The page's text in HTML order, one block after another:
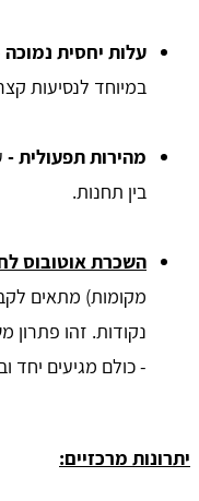
עלות יחסית נמוכה
במיוחד לנסיעות
מהירות תפעולית -
בין תחנות.
השכרת אוטובוס
מקומות) מתאים
נקודות. זהו
- כולם מגיעים יחד
יתרונות מרכזיים: